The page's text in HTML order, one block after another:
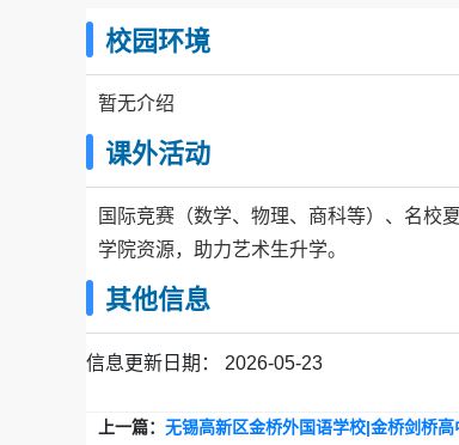
校园环境
暂无介绍
课外活动
国际竞赛（数学、物理、商科等）、名校
学院资源，助力艺术生升学。
其他信息
信息更新日期： 2026-05-23
上一篇： 无锡高新区金桥外国语学校|金桥剑桥